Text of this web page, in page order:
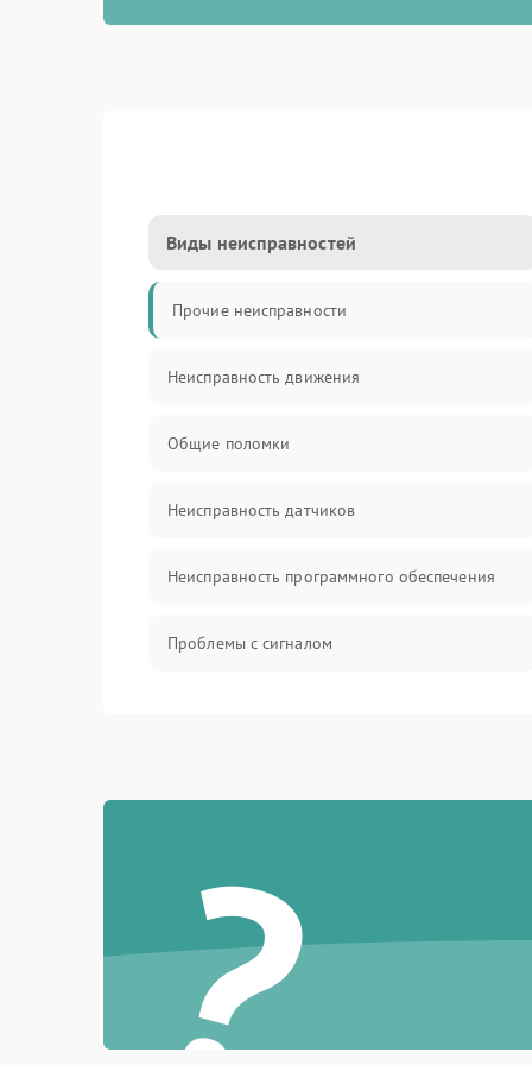
Виды неисправностей
Прочие неисправности
Неисправность движения
Общие поломки
Неисправность датчиков
Неисправность программного обеспечения
Проблемы с сигналом
Проблемы с механикой
Режим работы
Программные сбои
?